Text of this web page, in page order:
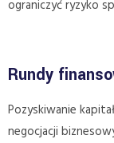
ograniczyć ryzyko
Rundy
Pozyskiwanie
negocjacji